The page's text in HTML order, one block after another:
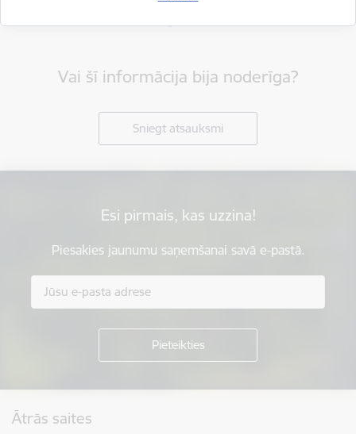
Vai šī informācija bija noderīga?
Sniegt atsauksmi
Esi pirmais, kas uzzina!
Piesakies jaunumu saņemšanai savā e-pastā.
Ātrās saites